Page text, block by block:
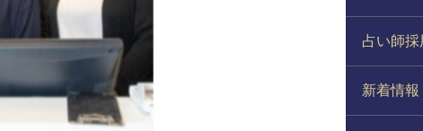
占い師採
新着情報